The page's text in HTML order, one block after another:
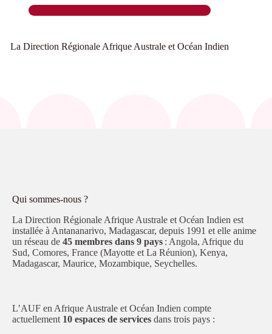
La Direction Régionale Afrique Australe et Océan Indien
Qui sommes-nous ?
La Direction Régionale Afrique Australe et Océan Indien est
installée à Antananarivo, Madagascar, depuis 1991 et elle anime
un réseau de 45 membres dans 9 pays : Angola, Afrique du
Sud, Comores, France (Mayotte et La Réunion), Kenya,
Madagascar, Maurice, Mozambique, Seychelles.
L’AUF en Afrique Australe et Océan Indien compte
actuellement 10 espaces de services dans trois pays :